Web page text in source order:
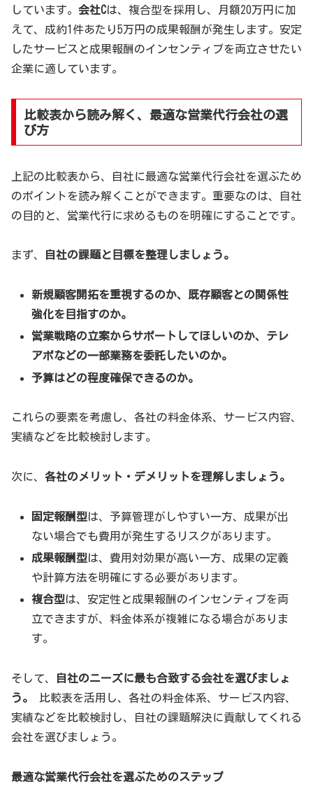
しています。 会社Cは、複合型を採用し、月額20万円に加
えて、成約1件あたり5万円の成果報酬が発生します。安定
したサービスと成果報酬のインセンティブを両立させたい
企業に適しています。
比較表から読み解く、最適な営業代行会社の選
び方
上記の比較表から、自社に最適な営業代行会社を選ぶため
のポイントを読み解くことができます。重要なのは、自社
の目的と、営業代行に求めるものを明確にすることです。
まず、 自社の課題と目標を整理しましょう。
新規顧客開拓を重視するのか、既存顧客との関係性
強化を目指すのか。
営業戦略の立案からサポートしてほしいのか、テレ
アポなどの一部業務を委託したいのか。
予算はどの程度確保できるのか。
これらの要素を考慮し、各社の料金体系、サービス内容、
実績などを比較検討します。
次に、 各社のメリット・デメリットを理解しましょう。
固定報酬型は、予算管理がしやすい一方、成果が出
ない場合でも費用が発生するリスクがあります。
成果報酬型は、費用対効果が高い一方、成果の定義
や計算方法を明確にする必要があります。
複合型は、安定性と成果報酬のインセンティブを両
立できますが、料金体系が複雑になる場合がありま
す。
そして、
自社のニーズに最も合致する会社を選びましょ
う。
比較表を活用し、各社の料金体系、サービス内容、
実績などを比較検討し、自社の課題解決に貢献してくれる
会社を選びましょう。
最適な営業代行会社を選ぶためのステップ